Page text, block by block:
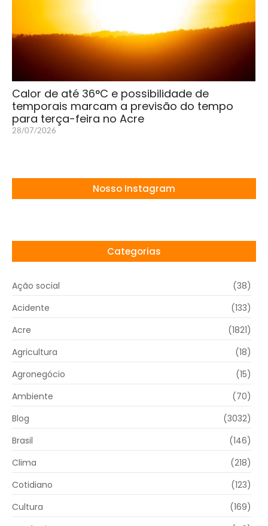
Calor de até 36°C e possibilidade de
temporais marcam a previsão do tempo
para terça-feira no Acre
28/07/2026
Nosso Instagram
Categorias
Ação social
(38)
Acidente
(133)
Acre
(1821)
Agricultura
(18)
Agronegócio
(15)
Ambiente
(70)
Blog
(3032)
Brasil
(146)
Clima
(218)
Cotidiano
(123)
Cultura
(169)